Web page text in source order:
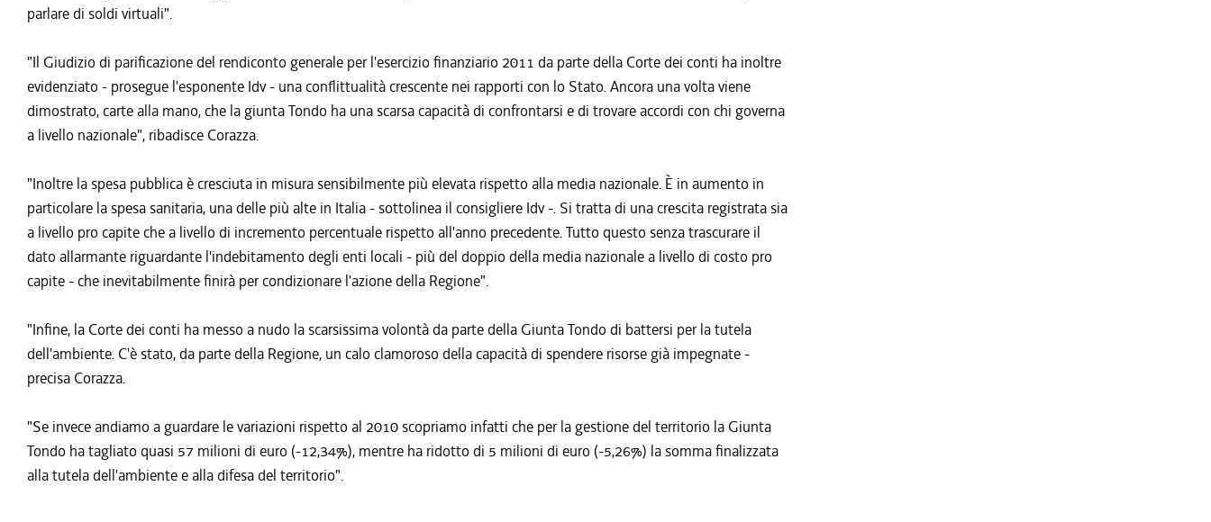
parlare di soldi virtuali".
"Il Giudizio di parificazione del rendiconto generale per l'esercizio finanziario 2011 da parte della Corte dei conti ha inoltre
evidenziato - prosegue l'esponente Idv - una conflittualità crescente nei rapporti con lo Stato. Ancora una volta viene
dimostrato, carte alla mano, che la giunta Tondo ha una scarsa capacità di confrontarsi e di trovare accordi con chi governa
a livello nazionale", ribadisce Corazza.
"Inoltre la spesa pubblica è cresciuta in misura sensibilmente più elevata rispetto alla media nazionale. È in aumento in
particolare la spesa sanitaria, una delle più alte in Italia - sottolinea il consigliere Idv -. Si tratta di una crescita registrata sia
a livello pro capite che a livello di incremento percentuale rispetto all'anno precedente. Tutto questo senza trascurare il
dato allarmante riguardante l'indebitamento degli enti locali - più del doppio della media nazionale a livello di costo pro
capite - che inevitabilmente finirà per condizionare l'azione della Regione".
"Infine, la Corte dei conti ha messo a nudo la scarsissima volontà da parte della Giunta Tondo di battersi per la tutela
dell'ambiente. C'è stato, da parte della Regione, un calo clamoroso della capacità di spendere risorse già impegnate -
precisa Corazza.
"Se invece andiamo a guardare le variazioni rispetto al 2010 scopriamo infatti che per la gestione del territorio la Giunta
Tondo ha tagliato quasi 57 milioni di euro (-12,34%), mentre ha ridotto di 5 milioni di euro (-5,26%) la somma finalizzata
alla tutela dell'ambiente e alla difesa del territorio".